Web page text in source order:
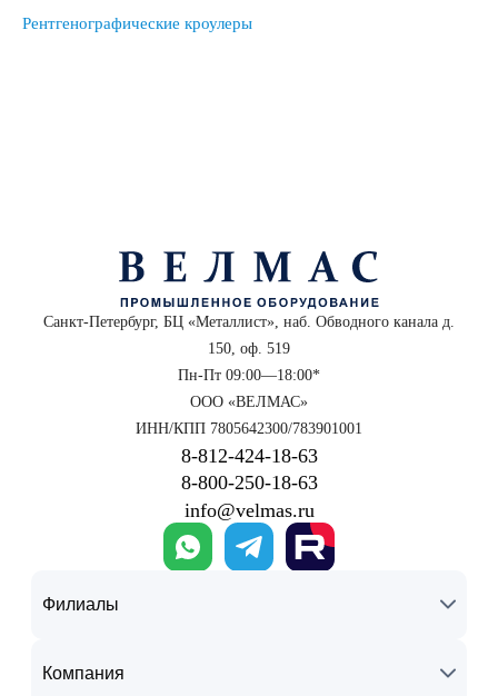
Рентгенографические кроулеры
Санкт-Петербург, БЦ «Металлист», наб. Обводного канала д.
150, оф. 519
Пн-Пт 09:00—18:00*
ООО «ВЕЛМАС»
ИНН/КПП 7805642300/783901001
8‑812‑424‑18‑63
8‑800‑250‑18‑63
info@velmas.ru
Филиалы
Компания